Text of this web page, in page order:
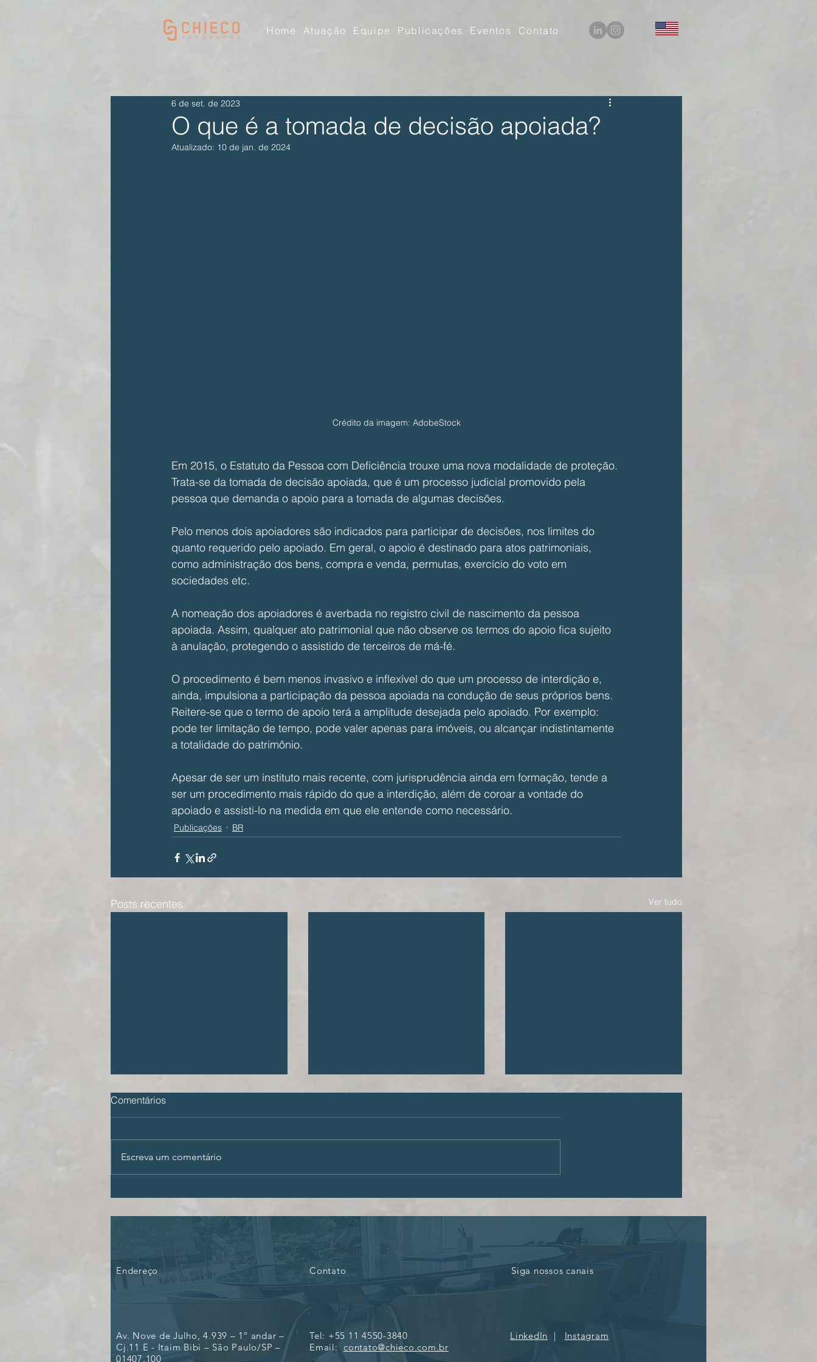
Home Atuação Equipe Publicações Eventos Contato
O que é a tomada de decisão apoiada?
6 de set. de 2023
Atualizado: 10 de jan. de 2024
Crédito da imagem: AdobeStock
Em 2015, o Estatuto da Pessoa com Deficiência trouxe uma nova modalidade de proteção.
Trata-se da tomada de decisão apoiada, que é um processo judicial promovido pela
pessoa que demanda o apoio para a tomada de algumas decisões.
Pelo menos dois apoiadores são indicados para participar de decisões, nos limites do
quanto requerido pelo apoiado. Em geral, o apoio é destinado para atos patrimoniais,
como administração dos bens, compra e venda, permutas, exercício do voto em
sociedades etc.
A nomeação dos apoiadores é averbada no registro civil de nascimento da pessoa
apoiada. Assim, qualquer ato patrimonial que não observe os termos do apoio fica sujeito
à anulação, protegendo o assistido de terceiros de má-fé.
O procedimento é bem menos invasivo e inflexível do que um processo de interdição e,
ainda, impulsiona a participação da pessoa apoiada na condução de seus próprios bens.
Reitere-se que o termo de apoio terá a amplitude desejada pelo apoiado. Por exemplo:
pode ter limitação de tempo, pode valer apenas para imóveis, ou alcançar indistintamente
a totalidade do patrimônio.
Apesar de ser um instituto mais recente, com jurisprudência ainda em formação, tende a
ser um procedimento mais rápido do que a interdição, além de coroar a vontade do
apoiado e assisti-lo na medida em que ele entende como necessário.
Publicações BR
Posts recentes Ver tudo
ECA Digital e a proteção da
internet: perfis monetizados
que estão bloqueados ou
suspensos precisarão de
alvará judicial
Múltiplas cidadanias,
O direito de envelhecer com
Comentários
Escreva um comentário
Endereço Contato
Av. Nove de Julho, 4.939 – 1º andar –
Cj.11 E - Itaim Bibi – São Paulo/SP –
01407.100
Tel: +55 11 4550-3840
Email: contato@chieco.com.br
LinkedIn | Instagram
Siga nossos canais